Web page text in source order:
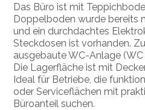
Das Büro ist mit
Doppelboden wurde bereits
und ein durchdachtes
Steckdosen ist vorhanden.
ausgebaute WC-Anlage (WC
Die Lagerfläche ist mit
Ideal für Betriebe, die
oder Serviceflächen mit
Büroanteil suchen.